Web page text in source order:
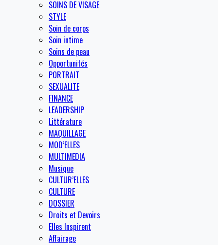
SOINS DE VISAGE
STYLE
Soin de corps
Soin intime
Soins de peau
Opportunités
PORTRAIT
SEXUALITE
FINANCE
LEADERSHIP
Littérature
MAQUILLAGE
MOD’ELLES
MULTIMEDIA
Musique
CULTUR’ELLES
CULTURE
DOSSIER
Droits et Devoirs
Elles Inspirent
Affairage